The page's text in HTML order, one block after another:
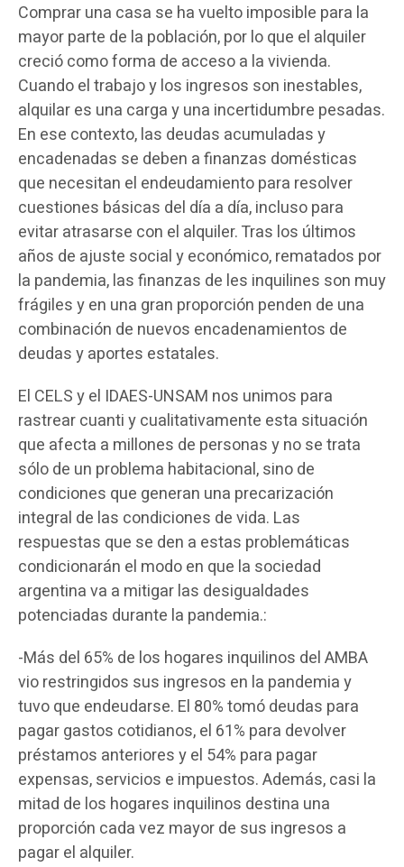
Comprar una casa se ha vuelto imposible para la
mayor parte de la población, por lo que el alquiler
creció como forma de acceso a la vivienda.
Cuando el trabajo y los ingresos son inestables,
alquilar es una carga y una incertidumbre pesadas.
En ese contexto, las deudas acumuladas y
encadenadas se deben a finanzas domésticas
que necesitan el endeudamiento para resolver
cuestiones básicas del día a día, incluso para
evitar atrasarse con el alquiler. Tras los últimos
años de ajuste social y económico, rematados por
la pandemia, las finanzas de les inquilines son muy
frágiles y en una gran proporción penden de una
combinación de nuevos encadenamientos de
deudas y aportes estatales.
El CELS y el IDAES-UNSAM nos unimos para
rastrear cuanti y cualitativamente esta situación
que afecta a millones de personas y no se trata
sólo de un problema habitacional, sino de
condiciones que generan una precarización
integral de las condiciones de vida. Las
respuestas que se den a estas problemáticas
condicionarán el modo en que la sociedad
argentina va a mitigar las desigualdades
potenciadas durante la pandemia.:
-Más del 65% de los hogares inquilinos del AMBA
vio restringidos sus ingresos en la pandemia y
tuvo que endeudarse. El 80% tomó deudas para
pagar gastos cotidianos, el 61% para devolver
préstamos anteriores y el 54% para pagar
expensas, servicios e impuestos. Además, casi la
mitad de los hogares inquilinos destina una
proporción cada vez mayor de sus ingresos a
pagar el alquiler.